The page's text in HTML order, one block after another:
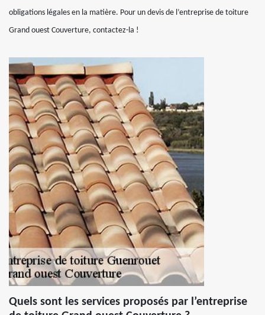
obligations légales en la matière. Pour un devis de l’entreprise de toiture
Grand ouest Couverture, contactez-la !
Quels sont les services proposés par l’entreprise